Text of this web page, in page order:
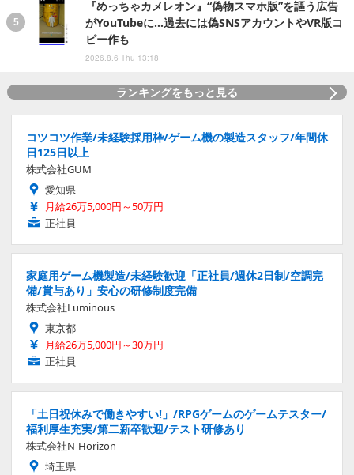
『めっちゃカメレオン』“偽物スマホ版”を謳う広告
がYouTubeに…過去には偽SNSアカウントやVR版コ
ピー作も
2026.8.6 Thu 13:18
ランキングをもっと見る
コツコツ作業/未経験採用枠/ゲーム機の製造スタッフ/年間休
日125日以上
株式会社GUM
愛知県
月給26万5,000円～50万円
正社員
家庭用ゲーム機製造/未経験歓迎「正社員/週休2日制/空調完
備/賞与あり」安心の研修制度完備
株式会社Luminous
東京都
月給26万5,000円～30万円
正社員
「土日祝休みで働きやすい!」/RPGゲームのゲームテスター/
福利厚生充実/第二新卒歓迎/テスト研修あり
株式会社N-Horizon
埼玉県